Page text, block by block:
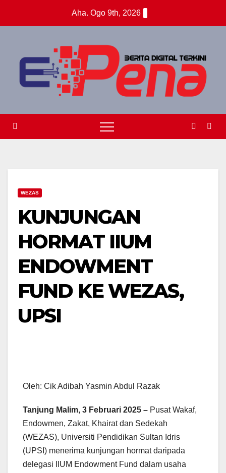
Aha. Ogo 9th, 2026
WEZAS
KUNJUNGAN
HORMAT IIUM
ENDOWMENT
FUND KE WEZAS,
UPSI
Oleh: Cik Adibah Yasmin Abdul Razak
Tanjung Malim, 3 Februari 2025 – Pusat Wakaf,
Endowmen, Zakat, Khairat dan Sedekah
(WEZAS), Universiti Pendidikan Sultan Idris
(UPSI) menerima kunjungan hormat daripada
delegasi IIUM Endowment Fund dalam usaha